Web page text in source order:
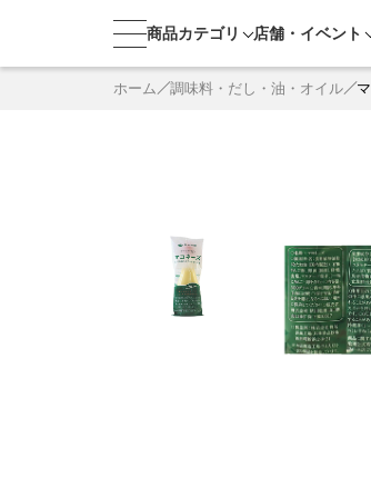
商品カテゴリ 店舗・ イベント
ホーム 調味料・だし・油・オイル